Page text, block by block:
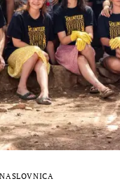
NASLOVNICA